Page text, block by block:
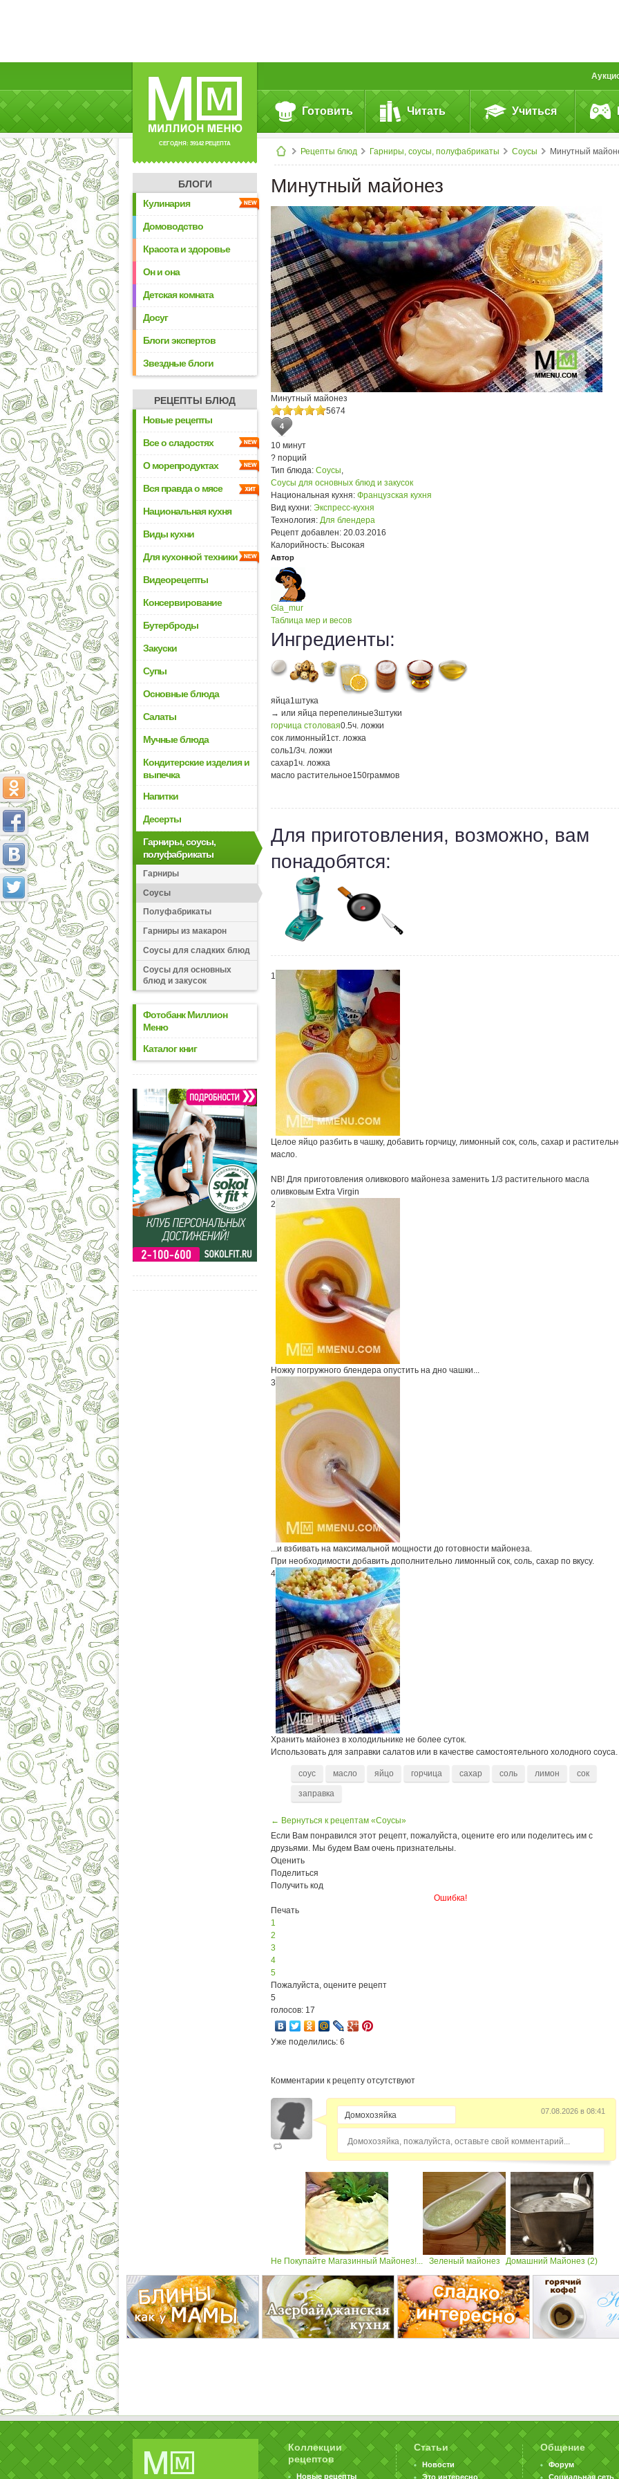
СЕГОДНЯ: 39142 РЕЦЕПТА
Готовить Читать Учиться
Рецепты блюд Гарниры, соусы, полуфабрикаты Соусы Минутный
БЛОГИ
Кулинария
Домоводство
Красота и здоровье
Он и она
Детская комната
Досуг
Блоги экспертов
Звездные блоги
РЕЦЕПТЫ БЛЮД
Новые рецепты
Все о сладостях
О морепродуктах
Вся правда о мясе
Национальная кухня
Виды кухни
Для кухонной техники
Видеорецепты
Консервирование
Бутерброды
Закуски
Супы
Основные блюда
Салаты
Мучные блюда
Кондитерские изделия и
выпечка
Напитки
Десерты
Гарниры, соусы,
полуфабрикаты
Гарниры
Соусы
Полуфабрикаты
Гарниры из макарон
Соусы для сладких блюд
Соусы для основных
блюд и закусок
Фотобанк Миллион
Меню
Каталог книг
Минутный майонез
Минутный майонез
5674
4
10 минут
? порций
Тип блюда: Соусы,
Соусы для основных блюд и закусок
Национальная кухня: Французская кухня
Вид кухни: Экспресс-кухня
Технология: Для блендера
Рецепт добавлен: 20.03.2016
Калорийность: Высокая
Автор
Gla_mur
Таблица мер и весов
Ингредиенты:
яйца1штука
→ или яйца перепелиные3штуки
горчица столовая0.5ч. ложки
сок лимонный1ст. ложка
соль1/3ч. ложки
сахар1ч. ложка
масло растительное150граммов
Для приготовления, возможно, вам
понадобятся:
1
Целое яйцо разбить в чашку, добавить горчицу, лимонный сок, соль, сахар и
масло.
NB! Для приготовления оливкового майонеза заменить 1/3 растительного масла
оливковым Extra Virgin
2
Ножку погружного блендера опустить на дно чашки...
3
...и взбивать на максимальной мощности до готовности майонеза.
При необходимости добавить дополнительно лимонный сок, соль, сахар по вкусу.
4
Хранить майонез в холодильнике не более суток.
Использовать для заправки салатов или в качестве самостоятельного холодного соуса.
соус масло яйцо горчица сахар соль лимон сок
заправка
← Вернуться к рецептам «Соусы»
Если Вам понравился этот рецепт, пожалуйста, оцените его или поделитесь им с
друзьями. Мы будем Вам очень признательны.
Оценить
Поделиться
Получить код
Ошибка!
Печать
1
2
3
4
5
Пожалуйста, оцените рецепт
5
голосов: 17
Уже поделились: 6
Комментарии к рецепту отсутствуют
07.08.2026 в 08:41
Домохозяйка, пожалуйста, оставьте свой комментарий...
Не Покупайте Магазинный Майонез!... Зеленый майонез Домашний Майонез (2)
Коллекции
рецептов
Новые рецепты
Статьи
Новости
Это интересно
Общение
Форум
Социальная сеть